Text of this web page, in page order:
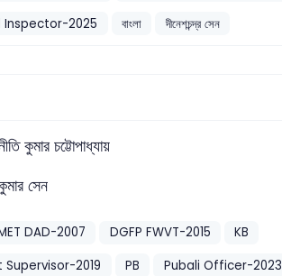
Inspector-2025 বাংলা দীনেশচন্দ্র সেন
কুমার চট্টোপাধ্যায়
সেন
DAD-2007 DGFP FWVT-2015
KB
2019 PB
Pubali Officer-2023